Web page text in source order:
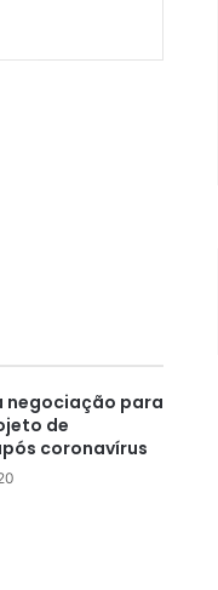
negociação para
de
coronavírus